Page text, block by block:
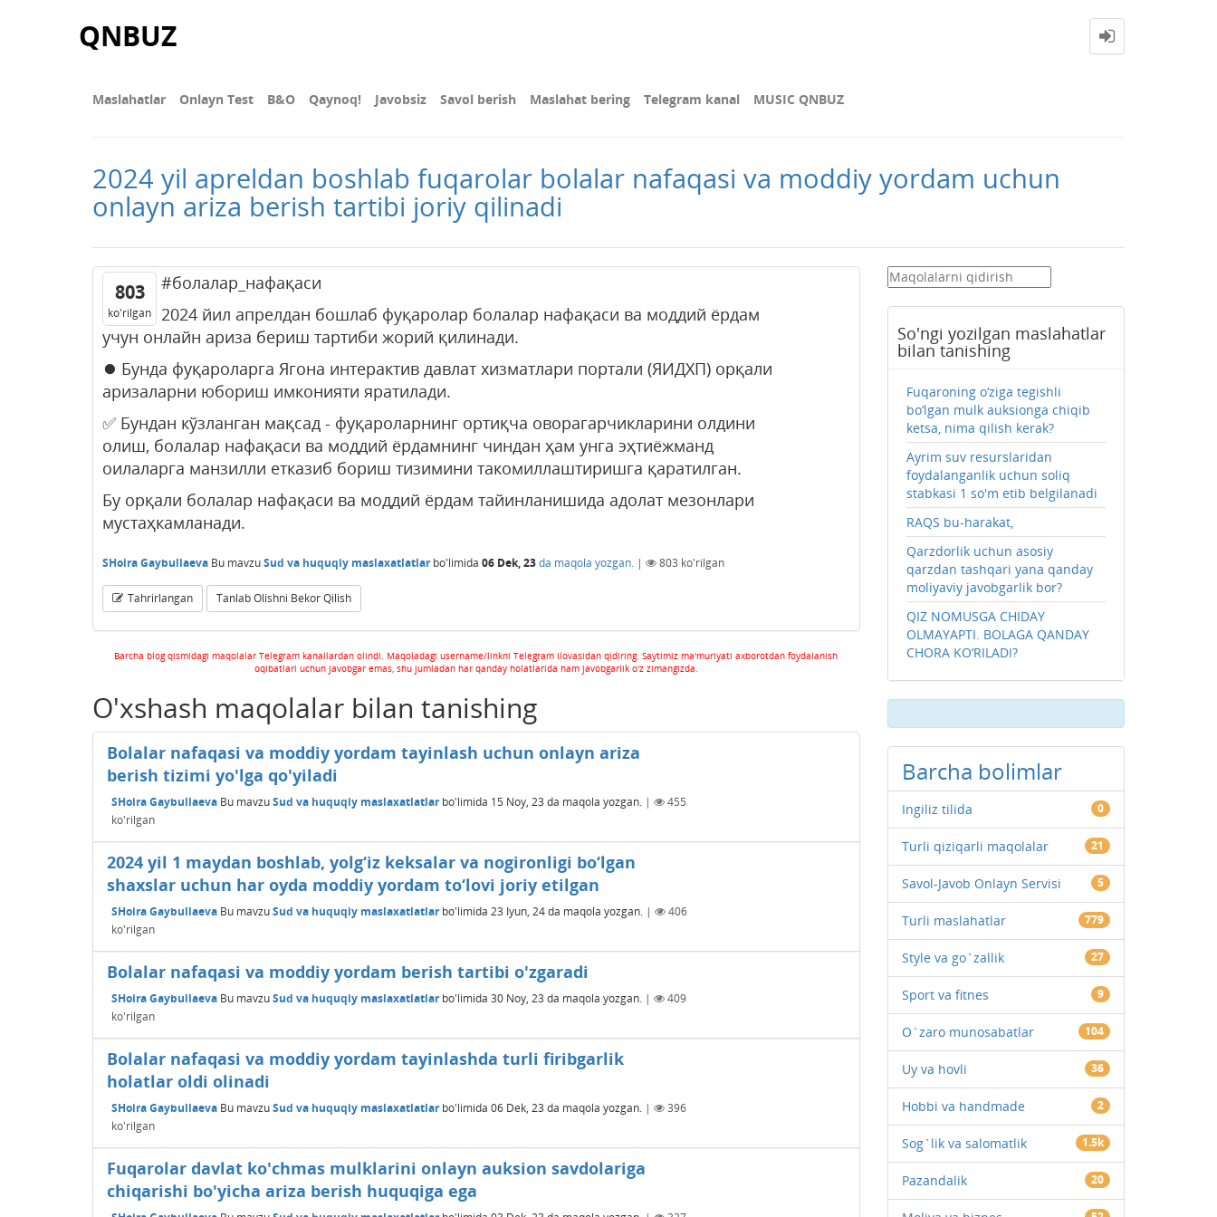
QNBUZ
Maslahatlar Onlayn Test В&О Qaynoq! Javobsiz Savol berish Maslahat bering Telegram kanal MUSIC QNBUZ
2024 yil apreldan boshlab fuqarolar bolalar nafaqasi va moddiy yordam uchun
onlayn ariza berish tartibi joriy qilinadi
803
ko'rilgan
#болалар_нафақаси
2024 йил апрелдан бошлаб фуқаролар болалар нафақаси ва моддий ёрдам
учун онлайн ариза бериш тартиби жорий қилинади.
⏺ Бунда фуқароларга Ягона интерактив давлат хизматлари портали (ЯИДХП) орқали
аризаларни юбориш имконияти яратилади.
✅ Бундан кўзланган мақсад - фуқароларнинг ортиқча оворагарчикларини олдини
олиш, болалар нафақаси ва моддий ёрдамнинг чиндан ҳам унга эҳтиёжманд
оилаларга манзилли етказиб бориш тизимини такомиллаштиришга қаратилган.
Бу орқали болалар нафақаси ва моддий ёрдам тайинланишида адолат мезонлари
мустаҳкамланади.
SHoira Gaybullaeva Bu mavzuSud va huquqiy maslaxatlatlarbo'limida 06 Dek, 23da maqola yozgan. | 803 ko'rilgan
Tahrirlangan Tanlab Olishni Bekor Qilish
Barcha blog qismidagi maqolalar Telegram kanallardan olindi. Maqoladagi username/linkni Telegram ilovasidan qidiring. Saytimiz ma'muriyati axborotdan foydalanish
oqibatlari uchun javobgar emas, shu jumladan har qanday holatlarida ham javobgarlik o'z zimangizda.
O'xshash maqolalar bilan tanishing
Bolalar nafaqasi va moddiy yordam tayinlash uchun onlayn ariza
berish tizimi yo'lga qo'yiladi
SHoira Gaybullaeva Bu mavzuSud va huquqiy maslaxatlatlarbo'limida 15 Noy, 23 da maqola yozgan. |
455
ko'rilgan
2024 yil 1 maydan boshlab, yolg‘iz keksalar va nogironligi bo‘lgan
shaxslar uchun har oyda moddiy yordam to‘lovi joriy etilgan
SHoira Gaybullaeva Bu mavzuSud va huquqiy maslaxatlatlarbo'limida 23 Iyun, 24da maqola yozgan. |
406
ko'rilgan
Bolalar nafaqasi va moddiy yordam berish tartibi o'zgaradi
SHoira Gaybullaeva Bu mavzuSud va huquqiy maslaxatlatlarbo'limida 30 Noy, 23 da maqola yozgan. |
409
ko'rilgan
Bolalar nafaqasi va moddiy yordam tayinlashda turli firibgarlik
holatlar oldi olinadi
SHoira Gaybullaeva Bu mavzuSud va huquqiy maslaxatlatlarbo'limida 06 Dek, 23 da maqola yozgan. |
396
ko'rilgan
Fuqarolar davlat ko'chmas mulklarini onlayn auksion savdolariga
chiqarishi bo'yicha ariza berish huquqiga ega
So'ngi yozilgan maslahatlar
bilan tanishing
Fuqaroning o‘ziga tegishli
bo‘lgan mulk auksionga chiqib
ketsa, nima qilish kerak?
Ayrim suv resurslaridan
foydalanganlik uchun soliq
stabkasi 1 so'm etib belgilanadi
RAQS bu-harakat,
Qarzdorlik uchun asosiy
qarzdan tashqari yana qanday
moliyaviy javobgarlik bor?
QIZ NOMUSGA CHIDAY
OLMAYAPTI. BOLAGA QANDAY
CHORA KO‘RILADI?
Barcha bolimlar
Ingiliz tilida 0
Turli qiziqarli maqolalar 21
Savol-Javob Onlayn Servisi 5
Turli maslahatlar 779
Style va go`zallik 27
Sport va fitnes 9
O`zaro munosabatlar 104
Uy va hovli 36
Hobbi va handmade 2
Sog`lik va salomatlik 1.5k
Pazandalik 20